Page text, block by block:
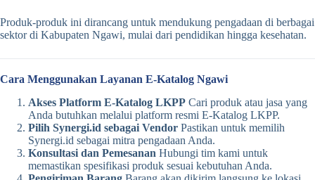
Produk-produk ini dirancang untuk mendukung pengadaan di berbagai
sektor di Kabupaten Ngawi, mulai dari pendidikan hingga kesehatan.
Cara Menggunakan Layanan E-Katalog Ngawi
Akses Platform E-Katalog LKPP Cari produk atau jasa yang
Anda butuhkan melalui platform resmi E-Katalog LKPP.
Pilih Synergi.id sebagai Vendor Pastikan untuk memilih
Synergi.id sebagai mitra pengadaan Anda.
Konsultasi dan Pemesanan Hubungi tim kami untuk
memastikan spesifikasi produk sesuai kebutuhan Anda.